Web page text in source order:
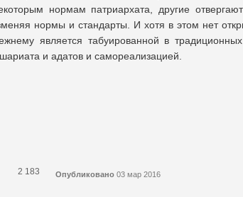
нормам патриархата, другие
нормы и стандарты. И хотя в этом нет
является табуированной в
и адатов и самореализацией.
2 183 Опубликовано 03 мар 2016